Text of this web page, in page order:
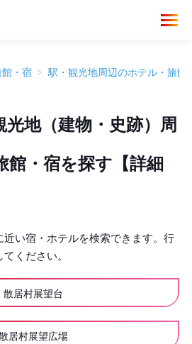
・宿 駅・観光地周辺のホテル・旅館
地（建物・史跡）周
館・宿を探す【詳細
い宿・ホテルを検索できます。行
ください。
散居村展望台
居村展望広場